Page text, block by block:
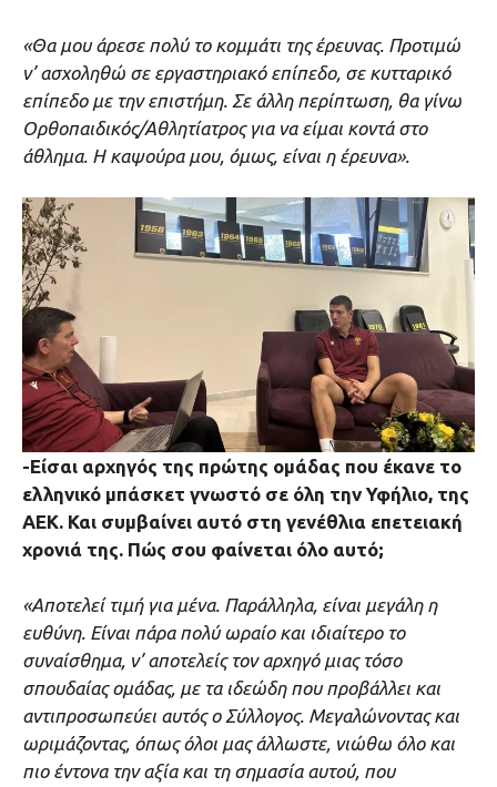
«Θα μου άρεσε πολύ το κομμάτι της έρευνας. Προτιμώ
ν’ ασχοληθώ σε εργαστηριακό επίπεδο, σε κυτταρικό
επίπεδο με την επιστήμη. Σε άλλη περίπτωση, θα γίνω
Ορθοπαιδικός/Αθλητίατρος για να είμαι κοντά στο
άθλημα. Η καψούρα μου, όμως, είναι η έρευνα».
-Είσαι αρχηγός της πρώτης ομάδας που έκανε το
ελληνικό μπάσκετ γνωστό σε όλη την Υφήλιο, της
ΑΕΚ. Και συμβαίνει αυτό στη γενέθλια επετειακή
χρονιά της. Πώς σου φαίνεται όλο αυτό;
«Αποτελεί τιμή για μένα. Παράλληλα, είναι μεγάλη η
ευθύνη. Είναι πάρα πολύ ωραίο και ιδιαίτερο το
συναίσθημα, ν’ αποτελείς τον αρχηγό μιας τόσο
σπουδαίας ομάδας, με τα ιδεώδη που προβάλλει και
αντιπροσωπεύει αυτός ο Σύλλογος. Μεγαλώνοντας και
ωριμάζοντας, όπως όλοι μας άλλωστε, νιώθω όλο και
πιο έντονα την αξία και τη σημασία αυτού, που